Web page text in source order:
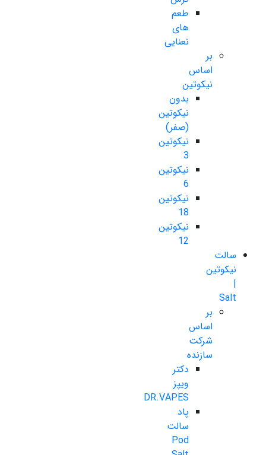
طعم
های
نعنایی
بر
اساس
نیکوتین
بدون
نیکوتین
(صفر)
نیکوتین
3
نیکوتین
6
نیکوتین
18
نیکوتین
12
سالت
نیکوتین
|
Salt
بر
اساس
شرکت
سازنده
دکتر
ویپز
DR.VAPES
پاد
سالت
Pod